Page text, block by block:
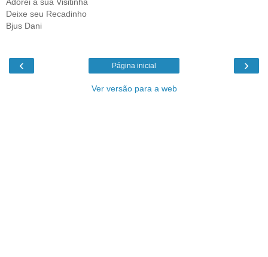
Deixe seu Recadinho
Bjus Dani
‹ ›
Página inicial
Ver versão para a web